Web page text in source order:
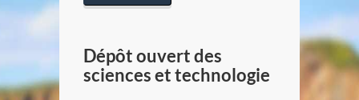
Dépôt ouvert des
sciences et technologie